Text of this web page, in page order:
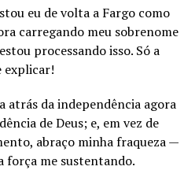
eu de volta a Fargo como
carregando meu sobrenome
processando isso. Só a
atrás da independência agora
de Deus; e, em vez de
abraço minha fraqueza —
força me sustentando.